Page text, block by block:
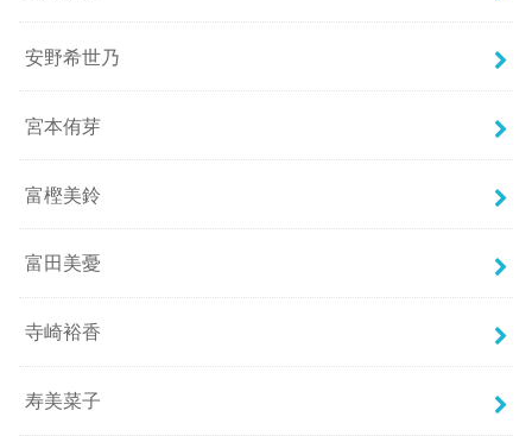
安野希世乃
宮本侑芽
富樫美鈴
富田美憂
寺崎裕香
寿美菜子